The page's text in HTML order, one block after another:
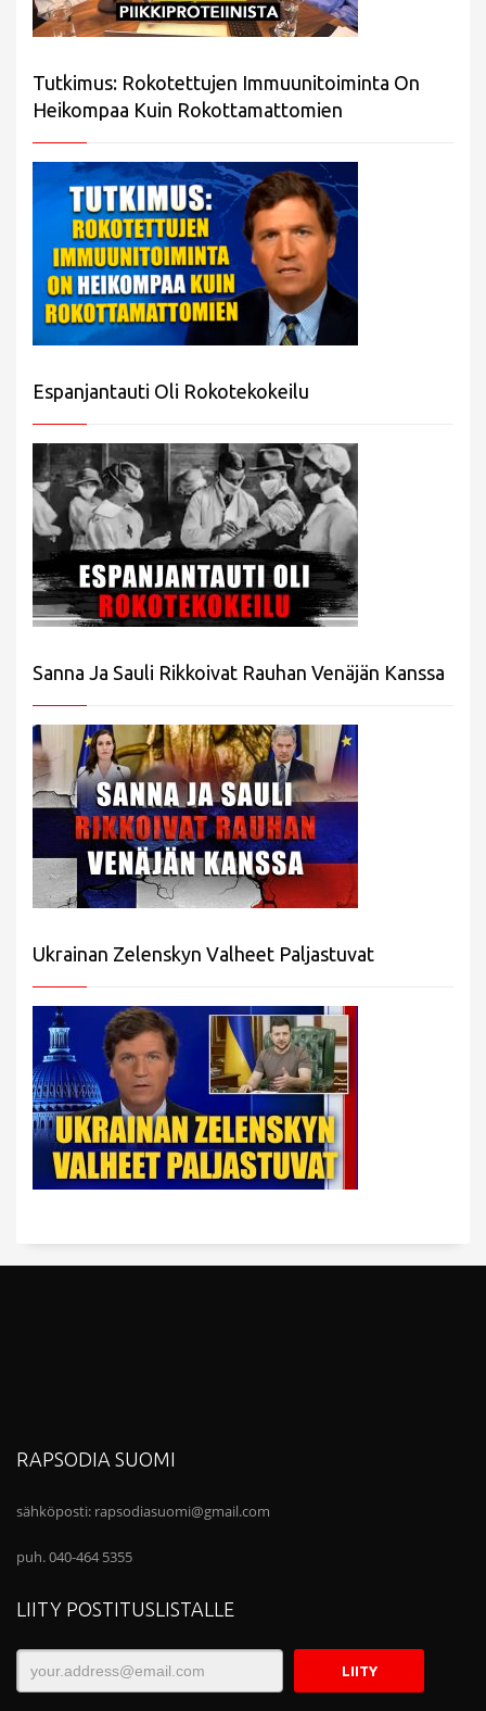
Tutkimus: Rokotettujen Immuunitoiminta On
Heikompaa Kuin Rokottamattomien
Espanjantauti Oli Rokotekokeilu
Sanna Ja Sauli Rikkoivat Rauhan Venäjän Kanssa
Ukrainan Zelenskyn Valheet Paljastuvat
RAPSODIA SUOMI
sähköposti: rapsodiasuomi@gmail.com
puh. 040-464 5355
LIITY POSTITUSLISTALLE